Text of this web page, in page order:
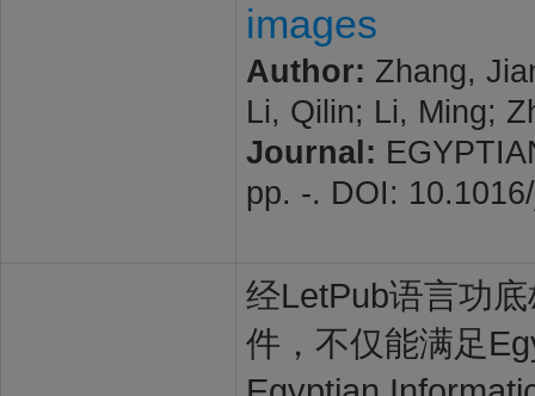
images
Author: Zhang,
Li, Qilin; Li, Ming;
Journal:
pp. -. DOI:
经LetPub语言功
件，不仅能满足